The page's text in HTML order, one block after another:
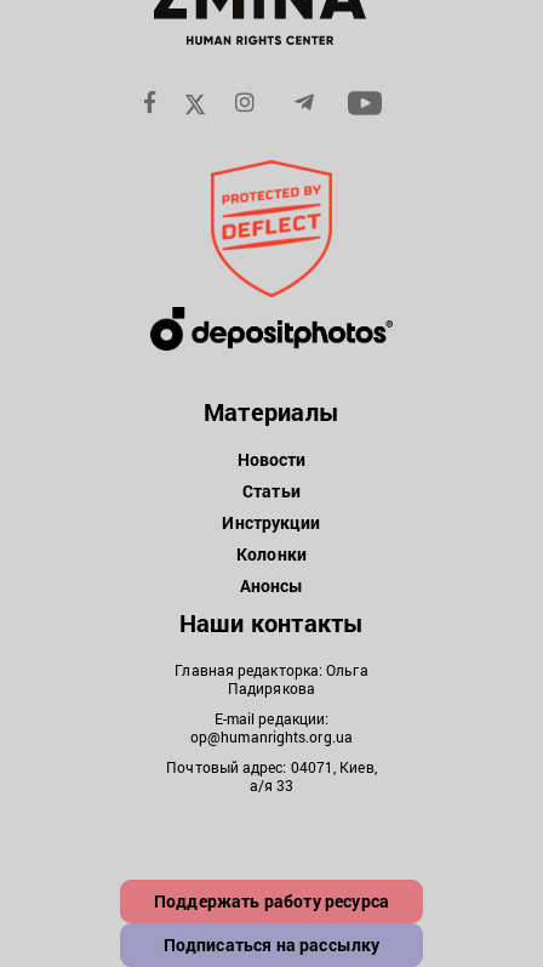
Материалы
Новости
Статьи
Инструкции
Колонки
Анонсы
Наши контакты
Главная редакторка: Ольга
Падирякова
E-mail редакции:
op@humanrights.org.ua
Почтовый адрес: 04071, Киев,
а/я 33
Поддержать работу ресурса
Подписаться на рассылку